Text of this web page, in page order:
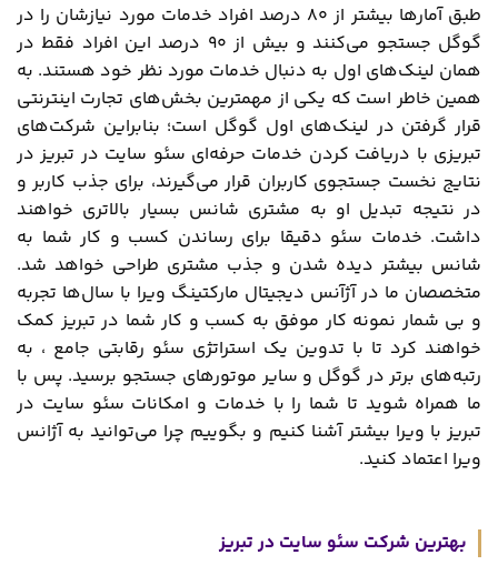
طبق آمارها بیشتر از 80 درصد افراد خدمات مورد نیازشان را در
گوگل جستجو می‌کنند و بیش از 90 درصد این افراد فقط در
همان لینک‌های اول به دنبال خدمات مورد نظر خود هستند. به
همین خاطر است که یکی از مهمترین بخش‌های تجارت اینترنتی
قرار گرفتن در لینک‌های اول گوگل است؛ بنابراین شرکت‌های
تبریزی با دریافت کردن خدمات حرفه‌ای سئو سایت در تبریز در
نتایج نخست جستجوی کاربران قرار می‌گیرند، برای جذب کاربر و
در نتیجه تبدیل او به مشتری شانس بسیار بالاتری خواهند
داشت. خدمات سئو دقیقا برای رساندن کسب ‌و کار شما به
شانس بیشتر دیده شدن و جذب مشتری طراحی خواهد شد.
متخصصان ما در آژآنس دیجیتال مارکتینگ ویرا با سال‌ها تجربه
و بی ‌شمار نمونه کار موفق به کسب ‌و کار شما در تبریز کمک
خواهند کرد تا با تدوین یک استراتژی سئو رقابتی جامع ، به
رتبه‌های برتر در گوگل و سایر موتورهای جستجو برسید. پس با
ما همراه شوید تا شما را با خدمات و امکانات سئو سایت در
تبریز با ویرا بیشتر آشنا کنیم و بگوییم چرا می‌توانید به آژانس
ویرا اعتماد کنید.
بهترین شرکت سئو سایت در تبریز